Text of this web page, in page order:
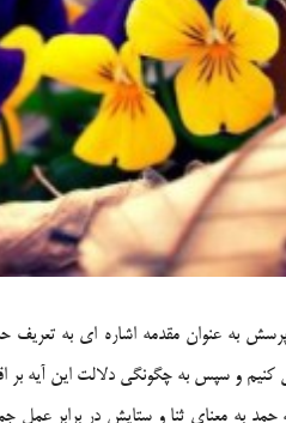
به عنوان مقدمه اشاره اي به تعريف
كنيم و سپس به چگونگي دلالت اين آيه بر